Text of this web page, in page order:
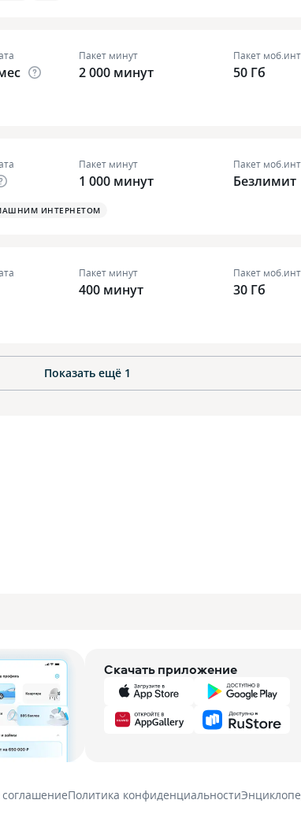
Пакет минут
2 000 минут
Пакет
50 Гб
Пакет минут
1 000 минут
Пакет
Безлимит
ИНТЕРНЕТОМ
Пакет минут
400 минут
Пакет
30 Гб
Показать ещё 1
Скачать приложение
соглашениеПолитика конфиденциальности